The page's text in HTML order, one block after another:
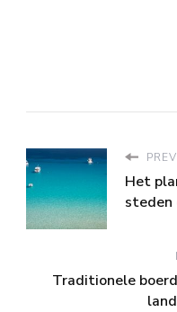
Het
steden
Traditionele